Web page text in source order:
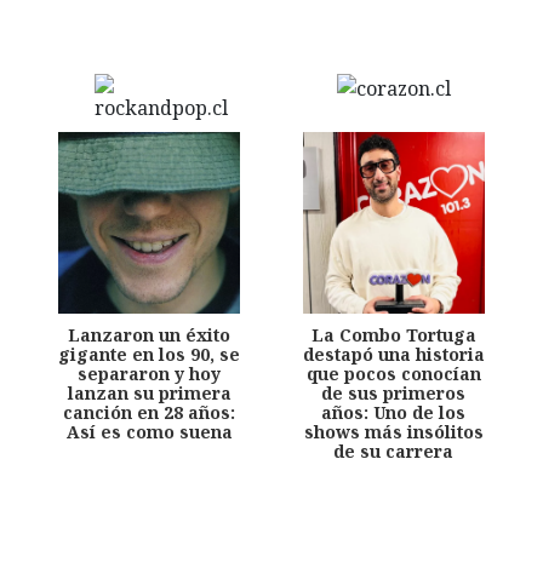
Lanzaron un éxito
gigante en los 90, se
separaron y hoy
lanzan su primera
canción en 28 años:
Así es como suena
La Combo Tortuga
destapó una historia
que pocos conocían
de sus primeros
años: Uno de los
shows más insólitos
de su carrera